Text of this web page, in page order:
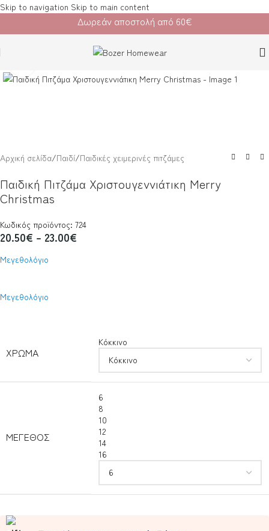
Skip to navigation Skip to main content
Δωρεάν αποστολή από 60€
Αρχική σελίδα/Παιδί/Παιδικές χειμερινές πιτζάμες
Παιδική Πιτζάμα Χριστουγεννιάτικη Merry
Christmas
Κωδικός προϊόντος: 724
20.50€ – 23.00€
Μεγεθολόγιο
Μεγεθολόγιο
ΧΡΏΜΑ
Κόκκινο
ΜΈΓΕΘΟΣ
6
8
10
12
14
16